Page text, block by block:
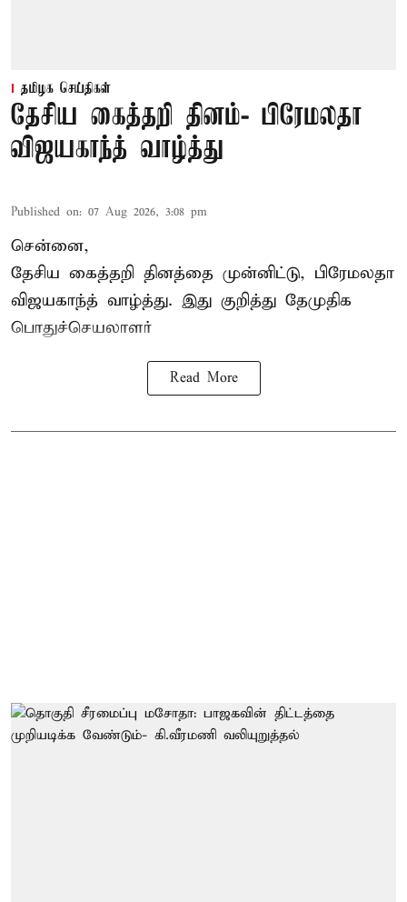
தமிழக செய்திகள்
தேசிய கைத்தறி தினம்- பிரேமலதா
விஜயகாந்த் வாழ்த்து
Published on: 07 Aug 2026, 3:08 pm
சென்னை,
தேசிய கைத்தறி தினத்தை முன்னிட்டு, பிரேமலதா
விஜயகாந்த் வாழ்த்து. இது குறித்து தேமுதிக
பொதுச்செயலாளர்
Read More